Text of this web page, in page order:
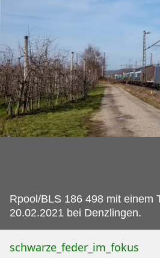
Rpool/BLS 186 498 mit einem
20.02.2021 bei Denzlingen.
schwarze_feder_im_fokus